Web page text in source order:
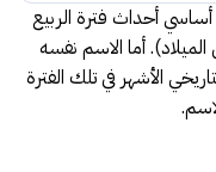
أحداث فترة الربيع
(770 قبل الميلاد – 476 قبل الميلاد). أما الاسم نفسه
الأشهر في تلك الفترة